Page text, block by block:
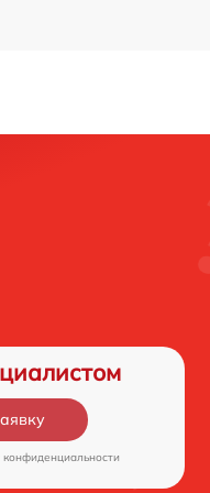
конфиденциальности